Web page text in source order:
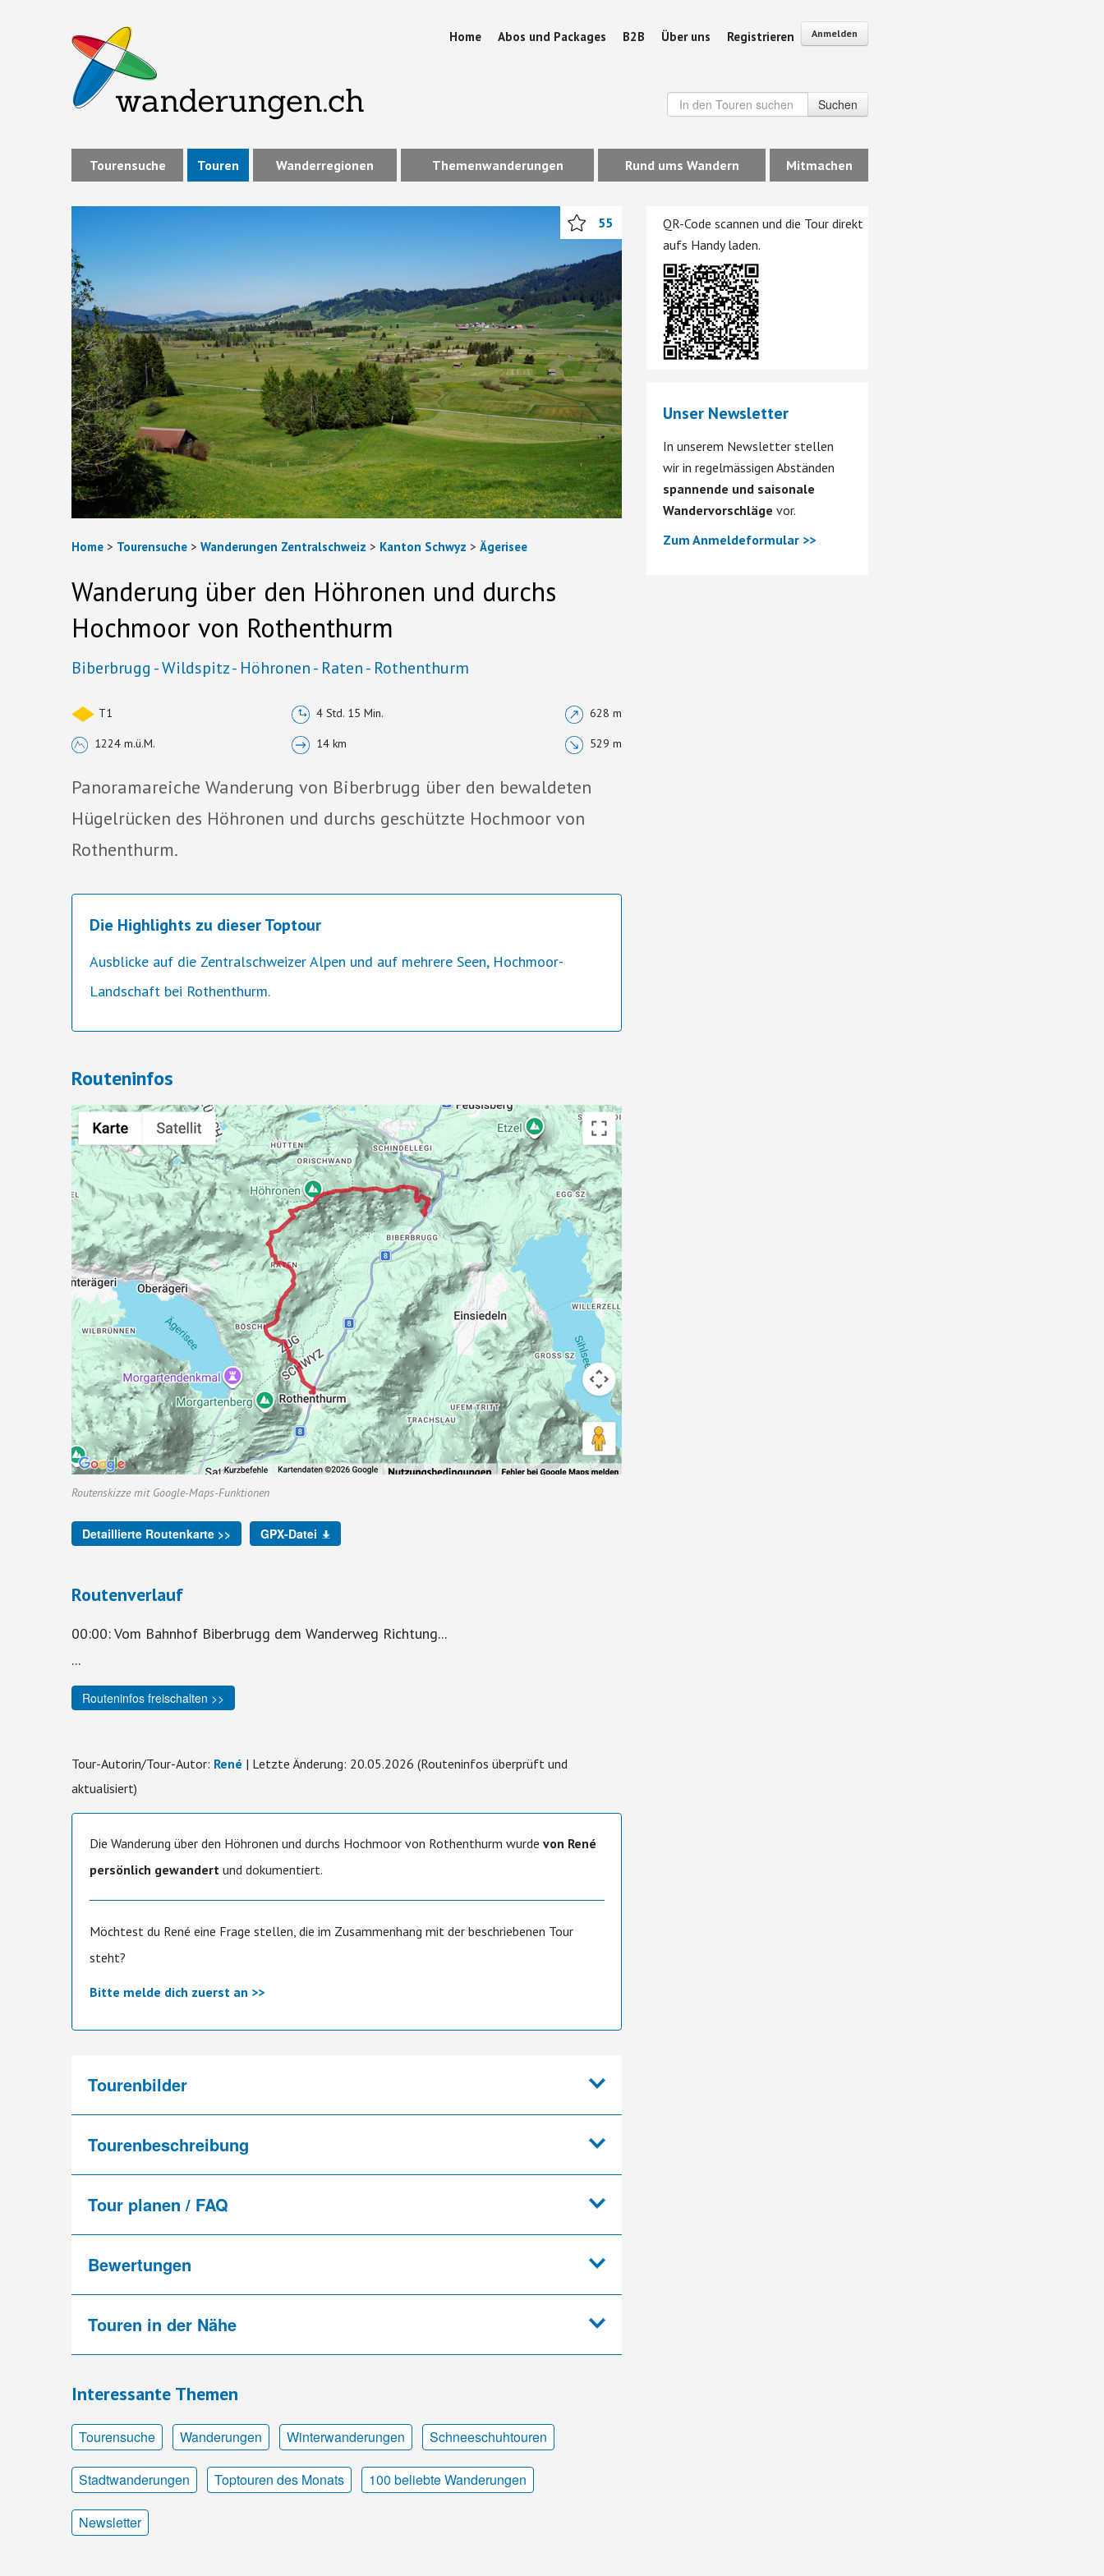
Anmelden
Home Abos und Packages B2B Über uns Registrieren
Suchen
Tourensuche Touren Wanderregionen Themenwanderungen Rund ums Wandern Mitmachen
QR-Code scannen und die Tour direkt
aufs Handy laden.
Unser Newsletter
In unserem Newsletter stellen
wir in regelmässigen Abständen
spannende und saisonale
Wandervorschläge vor.
Zum Anmeldeformular >>
55
Home > Tourensuche > Wanderungen Zentralschweiz > Kanton Schwyz > Ägerisee
Wanderung über den Höhronen und durchs
Hochmoor von Rothenthurm
Biberbrugg - Wildspitz - Höhronen - Raten - Rothenthurm
T1 4 Std. 15 Min. 628 m
1224 m.ü.M. 14 km 529 m
Panoramareiche Wanderung von Biberbrugg über den bewaldeten
Hügelrücken des Höhronen und durchs geschützte Hochmoor von
Rothenthurm.
Die Highlights zu dieser Toptour
Ausblicke auf die Zentralschweizer Alpen und auf mehrere Seen, Hochmoor-
Landschaft bei Rothenthurm.
Routeninfos
Routenskizze mit Google-Maps-Funktionen
Detaillierte Routenkarte >> GPX-Datei
Routenverlauf
00:00: Vom Bahnhof Biberbrugg dem Wanderweg Richtung...
...
Routeninfos freischalten >>
Tour-Autorin/Tour-Autor: René | Letzte Änderung: 20.05.2026 (Routeninfos überprüft und
aktualisiert)
Die Wanderung über den Höhronen und durchs Hochmoor von Rothenthurm wurde von René
persönlich gewandert und dokumentiert.
Möchtest du René eine Frage stellen, die im Zusammenhang mit der beschriebenen Tour
steht?
Bitte melde dich zuerst an >>
Tourenbilder
Tourenbeschreibung
Tour planen / FAQ
Bewertungen
Touren in der Nähe
Interessante Themen
Tourensuche Wanderungen Winterwanderungen Schneeschuhtouren
Stadtwanderungen Toptouren des Monats 100 beliebte Wanderungen
Newsletter